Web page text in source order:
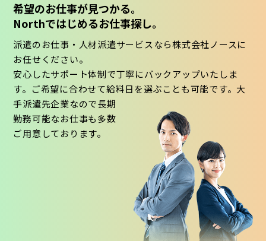
希望のお仕事が見つかる。
Northではじめるお仕事探し。
派遣のお仕事・人材派遣サービスなら株式会社ノースに
お任せください。
安心したサポート体制で丁寧にバックアップいたしま
す。ご希望に合わせて給料日を選ぶことも可能です。大
手派遣先企業なので長期
勤務可能なお仕事も多数
ご用意しております。